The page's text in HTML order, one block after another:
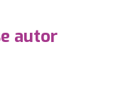
autor